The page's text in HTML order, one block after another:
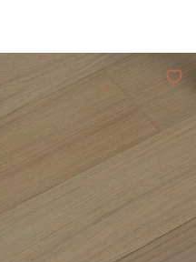
PARQUETS À MOTIFS
TRADITIONNELS
PARQUET EN BOIS BRUT
PARQUET EN CHÊNE FUMÉ